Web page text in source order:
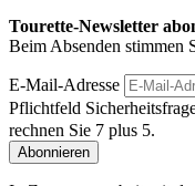
Tourette-Newsletter
Beim Absenden stimmen
E-Mail-Adresse
Pflichtfeld
rechnen Sie 7 plus 5.
Abonnieren